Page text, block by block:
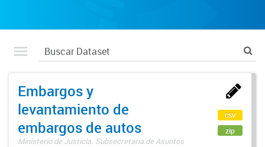
Embargos y
levantamiento de
embargos de autos
Ministerio de Justicia. Subsecretaría de Asuntos
csv
zip